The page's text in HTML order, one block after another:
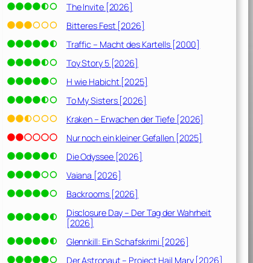
The Invite [2026]
Bitteres Fest [2026]
Traffic – Macht des Kartells [2000]
Toy Story 5 [2026]
H wie Habicht [2025]
To My Sisters [2026]
Kraken – Erwachen der Tiefe [2026]
Nur noch ein kleiner Gefallen [2025]
Die Odyssee [2026]
Vaiana [2026]
Backrooms [2026]
Disclosure Day – Der Tag der Wahrheit
[2026]
Glennkill: Ein Schafskrimi [2026]
Der Astronaut – Project Hail Mary [2026]